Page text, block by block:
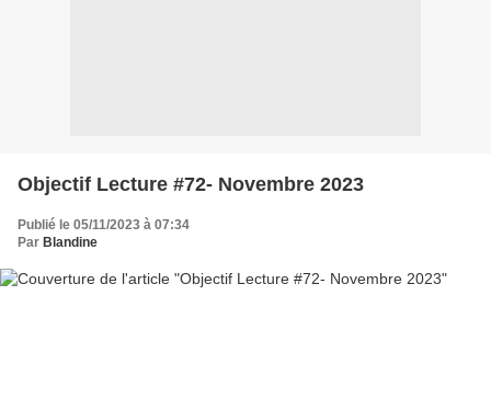
Objectif Lecture #72- Novembre 2023
Publié le 05/11/2023 à 07:34
Par Blandine